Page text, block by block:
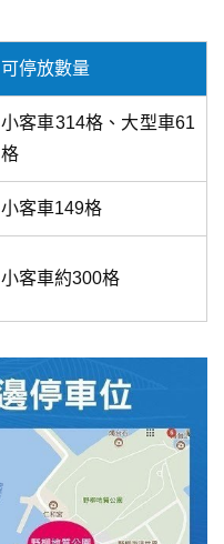
可停放數量
小客車314格、大型車61
格
小客車149格
小客車約300格